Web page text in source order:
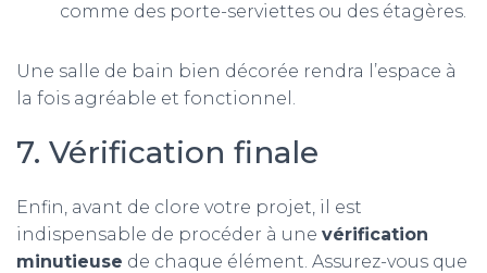
comme des porte-serviettes ou des étagères.
Une salle de bain bien décorée rendra l’espace à
la fois agréable et fonctionnel.
7. Vérification finale
Enfin, avant de clore votre projet, il est
indispensable de procéder à une vérification
minutieuse de chaque élément. Assurez-vous que